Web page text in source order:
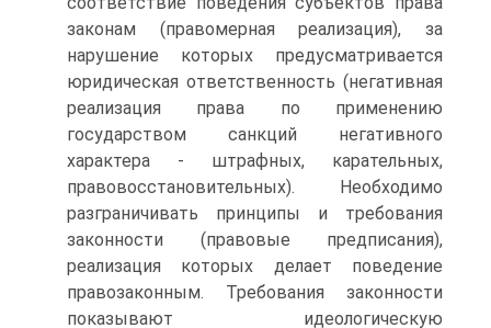
законам (правомерная реализация), за
нарушение которых предусматривается
юридическая ответственность (негативная
реализация права по применению
государством санкций негативного
характера - штрафных, карательных,
правовосстановительных). Необходимо
разграничивать принципы и требования
законности (правовые предписания),
реализация которых делает поведение
правозаконным. Требования законности
показывают идеологическую